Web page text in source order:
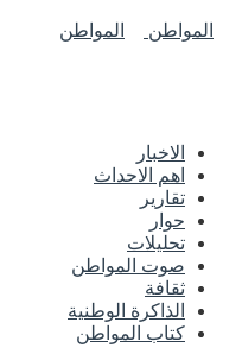
الاخبار
اهم الاحداث
تقارير
حوار
تحليلات
صوت المواطن
ثقافة
الذاكرة الوطنية
كتاب المواطن